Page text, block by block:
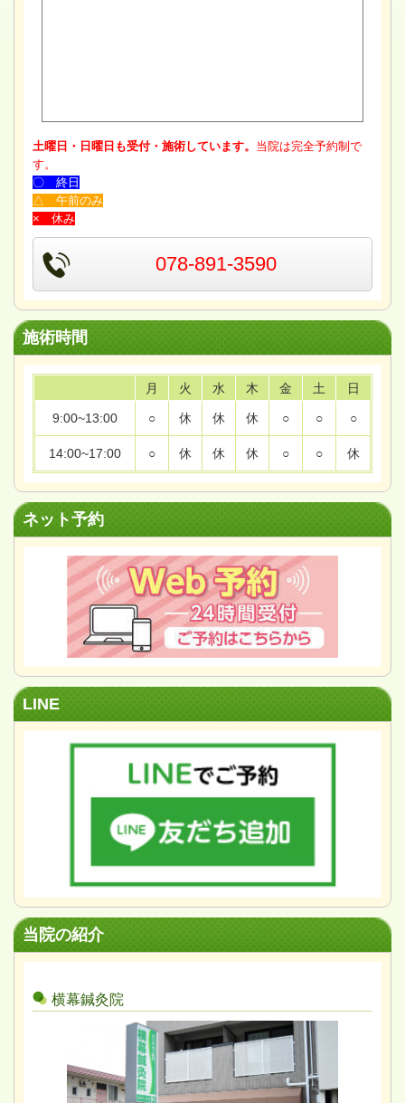
土曜日・日曜日も受付・施術しています。 当院は完全予約制で
す。
〇 終日
△ 午前のみ
× 休み
078-891-3590
施術時間
月 火 水 木 金 土 日
9:00~13:00 ○ 休 休 休 ○ ○ ○
14:00~17:00 ○ 休 休 休 ○ ○ 休
ネット予約
LINE
当院の紹介
横幕鍼灸院